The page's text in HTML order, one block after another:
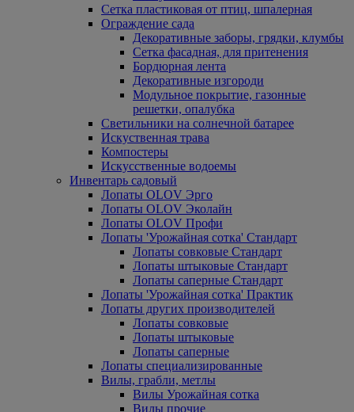
Сетка пластиковая от птиц, шпалерная
Ограждение сада
Декоративные заборы, грядки, клумбы
Сетка фасадная, для притенения
Бордюрная лента
Декоративные изгороди
Модульное покрытие, газонные
решетки, опалубка
Светильники на солнечной батарее
Искуственная трава
Компостеры
Искусственные водоемы
Инвентарь садовый
Лопаты OLOV Эрго
Лопаты OLOV Эколайн
Лопаты OLOV Профи
Лопаты 'Урожайная сотка' Стандарт
Лопаты совковые Стандарт
Лопаты штыковые Стандарт
Лопаты саперные Стандарт
Лопаты 'Урожайная сотка' Практик
Лопаты других производителей
Лопаты совковые
Лопаты штыковые
Лопаты саперные
Лопаты специализированные
Вилы, грабли, метлы
Вилы Урожайная сотка
Вилы прочие